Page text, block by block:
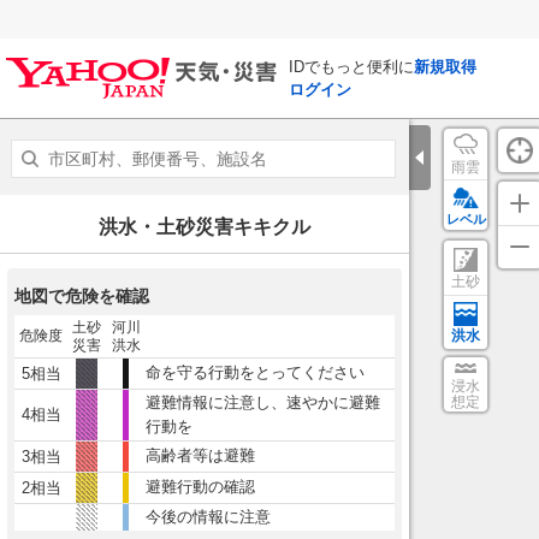
IDでもっと便利に新規取得
ログイン
雨雲
レベル
土砂
洪水
浸水
想定
洪水・土砂災害キキクル
地図で危険を確認
危険度 土砂
災害
河川
洪水
5相当 命を守る行動をとってください
4相当
避難情報に注意し、速やかに避難
行動を
3相当
高齢者等は避難
2相当
避難行動の確認
今後の情報に注意